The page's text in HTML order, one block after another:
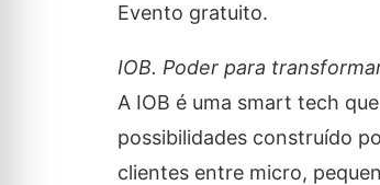
Evento gratuito.
IOB. Poder para
A IOB é uma smart tech
possibilidades construído
clientes entre micro,